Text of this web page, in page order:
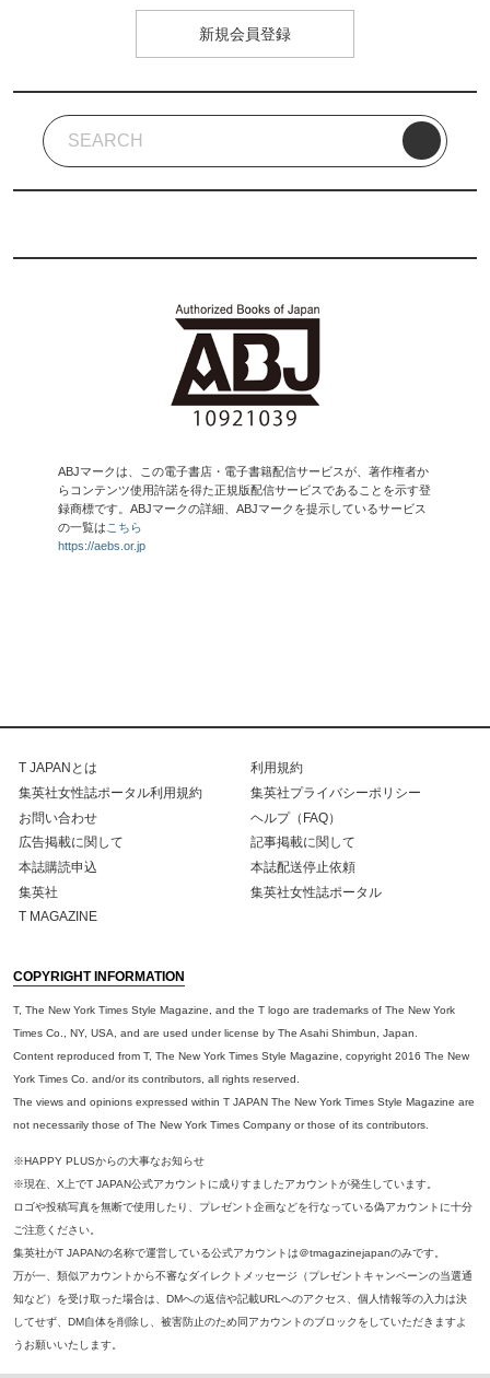
新規会員登録
ABJマークは、この電子書店・電子書籍配信サービスが、著作権者か
らコンテンツ使用許諾を得た正規版配信サービスであることを示す登
録商標です。ABJマークの詳細、ABJマークを提示しているサービス
の一覧は こちら
https://aebs.or.jp
T JAPANとは
利用規約
集英社女性誌ポータル利用規約
集英社プライバシーポリシー
お問い合わせ
ヘルプ（FAQ）
広告掲載に関して
記事掲載に関して
本誌購読申込
本誌配送停止依頼
集英社
集英社女性誌ポータル
T MAGAZINE
COPYRIGHT INFORMATION
T, The New York Times Style Magazine, and the T logo are trademarks of The New York
Times Co., NY, USA, and are used under license by The Asahi Shimbun, Japan.
Content reproduced from T, The New York Times Style Magazine, copyright 2016 The New
York Times Co. and/or its contributors, all rights reserved.
The views and opinions expressed within T JAPAN The New York Times Style Magazine are
not necessarily those of The New York Times Company or those of its contributors.
※HAPPY PLUSからの大事なお知らせ
※現在、X上でT JAPAN公式アカウントに成りすましたアカウントが発生しています。
ロゴや投稿写真を無断で使用したり、プレゼント企画などを行なっている偽アカウントに十分
ご注意ください。
集英社がT JAPANの名称で運営している公式アカウントは＠tmagazinejapanのみです。
万が一、類似アカウントから不審なダイレクトメッセージ（プレゼントキャンペーンの当選通
知など）を受け取った場合は、DMへの返信や記載URLへのアクセス、個人情報等の入力は決
してせず、DM自体を削除し、被害防止のため同アカウントのブロックをしていただきますよ
うお願いいたします。